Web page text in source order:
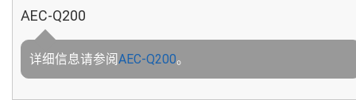
AEC-Q200
详细信息请参阅AEC-Q200。